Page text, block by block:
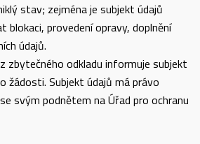
stav; zejména je subjekt údajů
blokaci, provedení opravy, doplnění
údajů.
zbytečného odkladu informuje subjekt
žádosti. Subjekt údajů má právo
svým podnětem na Úřad pro ochranu